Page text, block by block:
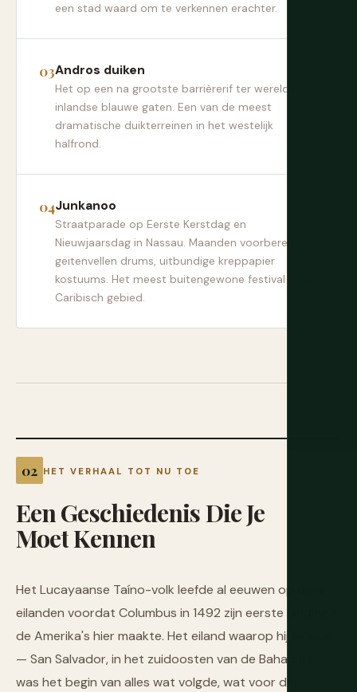
een stad waard om te verkennen erachter.
Andros duiken
Het op een na grootste barrièrerif ter wereld en
inlandse blauwe gaten. Een van de meest
dramatische duikterreinen in het westelijk
halfrond.
Junkanoo
Straatparade op Eerste Kerstdag en
Nieuwjaarsdag in Nassau. Maanden voorbereiding,
geitenvellen drums, uitbundige kreppapier
kostuums. Het meest buitengewone festival in het
Caribisch gebied.
HET VERHAAL TOT NU TOE
EenGeschiedenisDieJe
MoetKennen
Het Lucayaanse Taíno-volk leefde al eeuwen op deze
eilanden voordat Columbus in 1492 zijn eerste landing in
de Amerika's hier maakte. Het eiland waarop hij landde
— San Salvador, in het zuidoosten van de Bahama's —
was het begin van alles wat volgde, wat voor de